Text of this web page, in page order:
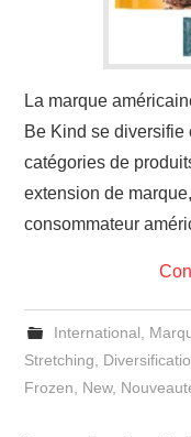
La marque
Be Kind se diversifie
catégories de
extension de
consommateur
International
Stretching
Frozen
New,